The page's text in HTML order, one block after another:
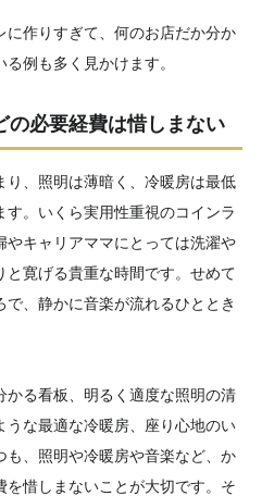
作りすぎて、何のお店だか分か
例も多く見かけます。
の必要経費は惜しまない
、照明は薄暗く、冷暖房は最低
す。いくら実用性重視のコインラ
やキャリアママにとっては洗濯や
寛げる貴重な時間です。せめて
、静かに音楽が流れるひととき
かる看板、明るく適度な照明の清
な最適な冷暖房、座り心地のい
も、照明や冷暖房や音楽など、か
惜しまないことが大切です。そ